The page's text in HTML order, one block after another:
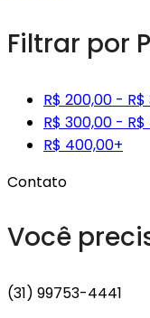
Filtrar por
R$ 200,00 - R$
R$ 300,00 - R$
R$ 400,00+
Contato
Você
(31) 99753-4441